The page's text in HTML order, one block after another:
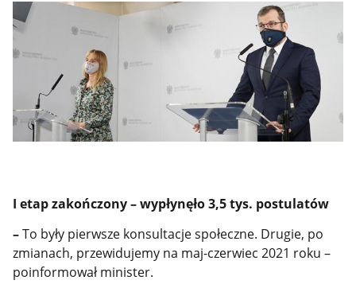
I etap zakończony – wypłynęło 3,5 tys. postulatów
–To były pierwsze konsultacje społeczne. Drugie, po
zmianach, przewidujemy na maj-czerwiec 2021 roku –
poinformował minister.